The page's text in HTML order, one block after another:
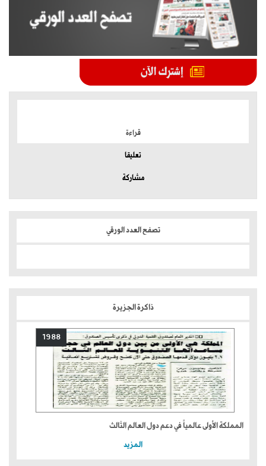
قراءة
تعليقا
مشاركة
تصفح العدد الورقي
ذاكرة الجزيرة
1988
المملكة الأولى عالمياً في دعم دول العالم الثالث
المزيد